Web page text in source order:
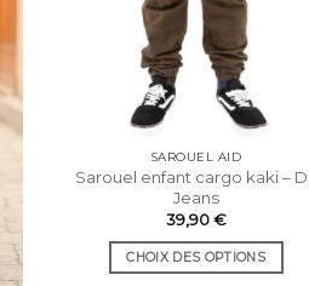
SAROUEL AID
Sarouel enfant cargo kaki –
Jeans
39,90€
CHOIX DES OPTIONS